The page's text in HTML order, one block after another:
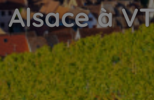
Alsace à